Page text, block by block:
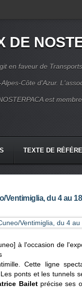
DE
en faveur de
Côte d'Azur.
est
TEXTE DE
Ventimiglia, du 4 au
à l'occasion de
Cette ligne
ponts et les tunnels
Bailet précise ses